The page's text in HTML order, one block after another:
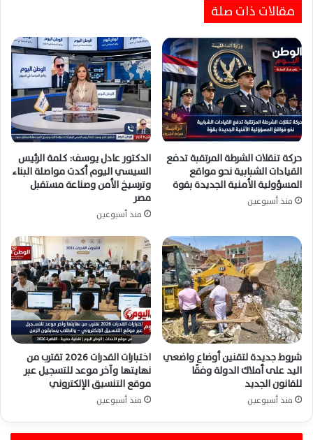
مقالات ذات صلة
حركة تنقلات الشرطة المرتقبة تدفع
القيادات الشبابية نحو مواقع
المسؤولية الأمنية الجديدة بقوة
منذ أسبوعين
الدكتور عادل يوسف: كلمة الرئيس
السيسي اليوم أكدت مواصلة البناء
وترسيخ الأمن وصناعة مستقبل
مصر
منذ أسبوعين
شروط جديدة لتقنين أوضاع واضعي
اليد على أملاك الدولة وفقًا
للقانون الجديد
منذ أسبوعين
اختبارات القدرات 2026 تقترب من
نهايتها وآخر موعد للتسجيل عبر
موقع التنسيق الإلكتروني
منذ أسبوعين